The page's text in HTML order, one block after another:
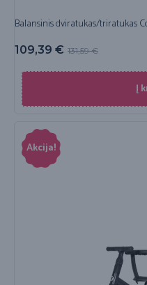
Balansinis dviratukas/triratukas
131,59€
109,39 €
Į
Akcija!